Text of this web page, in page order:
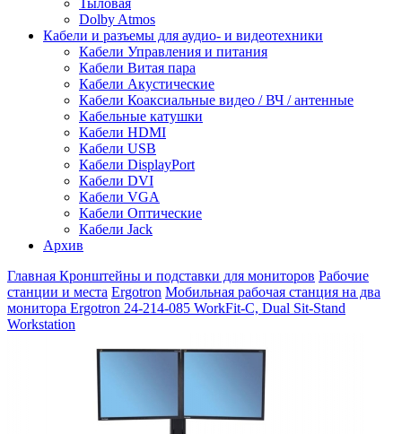
Dolby Atmos
Кабели и разъемы для аудио- и видеотехники
Кабели Управления и питания
Кабели Витая пара
Кабели Акустические
Кабели Коаксиальные видео / ВЧ / антенные
Кабельные катушки
Кабели HDMI
Кабели USB
Кабели DisplayPort
Кабели DVI
Кабели VGA
Кабели Оптические
Кабели Jack
Архив
Главная Кронштейны и подставки для мониторов Рабочие
станции и места Ergotron Мобильная рабочая станция на два
монитора Ergotron 24-214-085 WorkFit-C, Dual Sit-Stand
Workstation